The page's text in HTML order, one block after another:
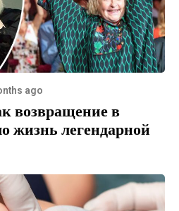
ago
возвращение в
жизнь легендарной